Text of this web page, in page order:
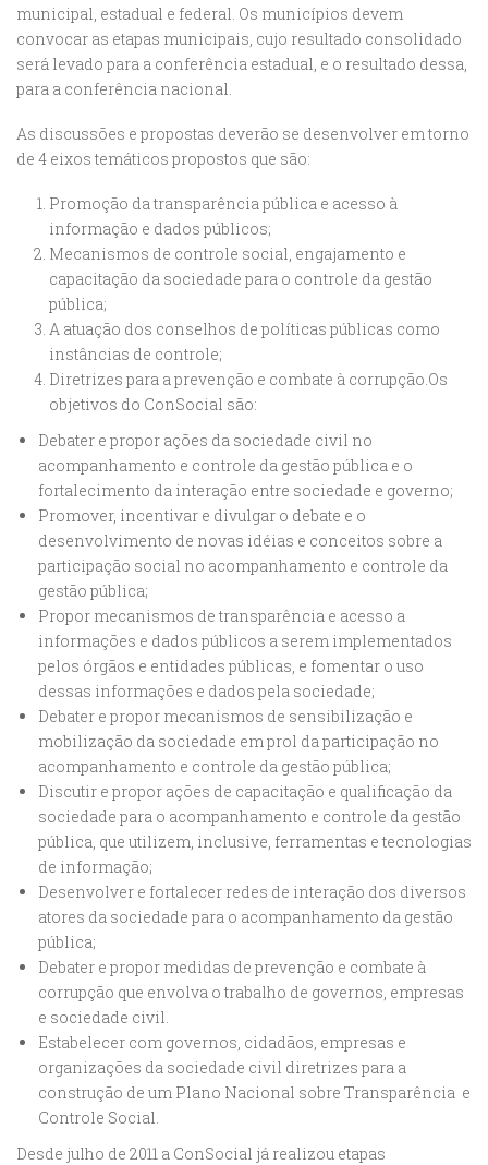
municipal, estadual e federal. Os municípios devem
convocar as etapas municipais, cujo resultado consolidado
será levado para a conferência estadual, e o resultado dessa,
para a conferência nacional.
As discussões e propostas deverão se desenvolver em torno
de 4 eixos temáticos propostos que são:
Promoção da transparência pública e acesso à
informação e dados públicos;
Mecanismos de controle social, engajamento e
capacitação da sociedade para o controle da gestão
pública;
A atuação dos conselhos de políticas públicas como
instâncias de controle;
Diretrizes para a prevenção e combate à corrupção.Os
objetivos do ConSocial são:
Debater e propor ações da sociedade civil no
acompanhamento e controle da gestão pública e o
fortalecimento da interação entre sociedade e governo;
Promover, incentivar e divulgar o debate e o
desenvolvimento de novas idéias e conceitos sobre a
participação social no acompanhamento e controle da
gestão pública;
Propor mecanismos de transparência e acesso a
informações e dados públicos a serem implementados
pelos órgãos e entidades públicas, e fomentar o uso
dessas informações e dados pela sociedade;
Debater e propor mecanismos de sensibilização e
mobilização da sociedade em prol da participação no
acompanhamento e controle da gestão pública;
Discutir e propor ações de capacitação e qualificação da
sociedade para o acompanhamento e controle da gestão
pública, que utilizem, inclusive, ferramentas e tecnologias
de informação;
Desenvolver e fortalecer redes de interação dos diversos
atores da sociedade para o acompanhamento da gestão
pública;
Debater e propor medidas de prevenção e combate à
corrupção que envolva o trabalho de governos, empresas
e sociedade civil.
Estabelecer com governos, cidadãos, empresas e
organizações da sociedade civil diretrizes para a
construção de um Plano Nacional sobre Transparência e
Controle Social.
Desde julho de 2011 a ConSocial já realizou etapas